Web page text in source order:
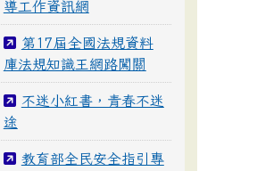
導工作資訊網
第17屆全國法規資料
庫法規知識王網路闖關
不迷小紅書，青春不迷
途
教育部全民安全指引專